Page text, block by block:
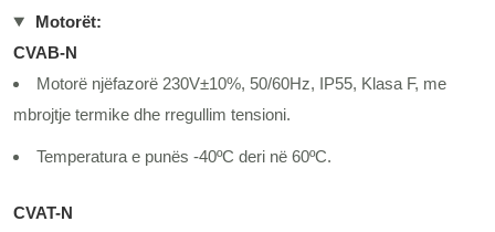
Motorët:
CVAB-N
Motorë njëfazorë 230V±10%, 50/60Hz, IP55, Klasa F, me
mbrojtje termike dhe rregullim tensioni.
Temperatura e punës -40ºC deri në 60ºC.
CVAT-N